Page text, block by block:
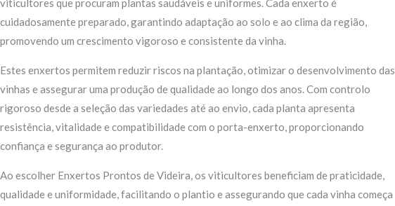
viticultores que procuram plantas saudáveis e uniformes. Cada enxerto é
cuidadosamente preparado, garantindo adaptação ao solo e ao clima da região,
promovendo um crescimento vigoroso e consistente da vinha.
Estes enxertos permitem reduzir riscos na plantação, otimizar o desenvolvimento das
vinhas e assegurar uma produção de qualidade ao longo dos anos. Com controlo
rigoroso desde a seleção das variedades até ao envio, cada planta apresenta
resistência, vitalidade e compatibilidade com o porta-enxerto, proporcionando
confiança e segurança ao produtor.
Ao escolher Enxertos Prontos de Videira, os viticultores beneficiam de praticidade,
qualidade e uniformidade, facilitando o plantio e assegurando que cada vinha começa